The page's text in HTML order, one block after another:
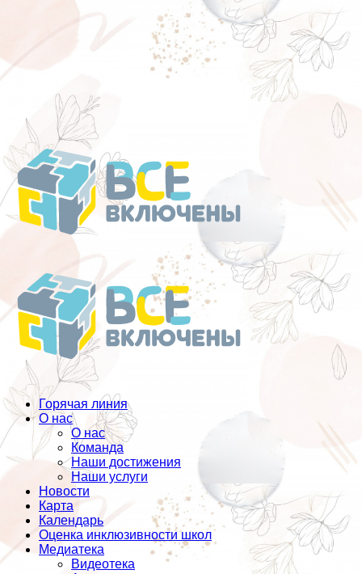
Перейти
к
содержанию
Горячая линия
О нас
О нас
Команда
Наши достижения
Наши услуги
Новости
Карта
Календарь
Оценка инклюзивности школ
Медиатека
Видеотека